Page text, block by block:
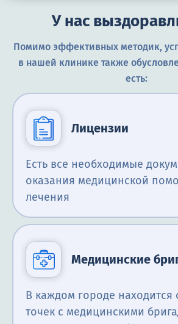
У нас
Помимо эффективных методик,
в нашей клинике также
есть:
Лицензии
Есть все необходимые
оказания медицинской
лечения
Медицинские
В каждом городе находится
точек с медицинскими